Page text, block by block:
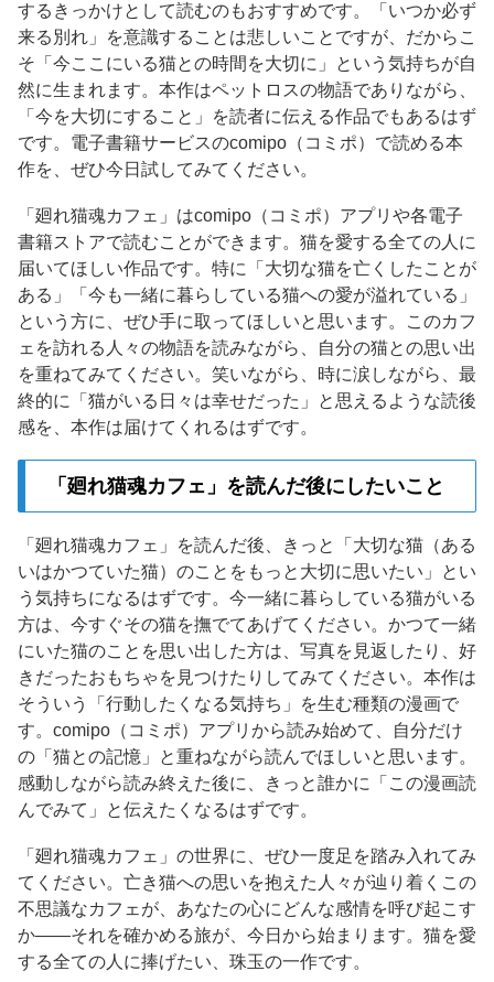
するきっかけとして読むのもおすすめです。「いつか必ず
来る別れ」を意識することは悲しいことですが、だからこ
そ「今ここにいる猫との時間を大切に」という気持ちが自
然に生まれます。本作はペットロスの物語でありながら、
「今を大切にすること」を読者に伝える作品でもあるはず
です。電子書籍サービスのcomipo（コミポ）で読める本
作を、ぜひ今日試してみてください。
「廻れ猫魂カフェ」はcomipo（コミポ）アプリや各電子
書籍ストアで読むことができます。猫を愛する全ての人に
届いてほしい作品です。特に「大切な猫を亡くしたことが
ある」「今も一緒に暮らしている猫への愛が溢れている」
という方に、ぜひ手に取ってほしいと思います。このカフ
ェを訪れる人々の物語を読みながら、自分の猫との思い出
を重ねてみてください。笑いながら、時に涙しながら、最
終的に「猫がいる日々は幸せだった」と思えるような読後
感を、本作は届けてくれるはずです。
「廻れ猫魂カフェ」を読んだ後にしたいこと
「廻れ猫魂カフェ」を読んだ後、きっと「大切な猫（ある
いはかつていた猫）のことをもっと大切に思いたい」とい
う気持ちになるはずです。今一緒に暮らしている猫がいる
方は、今すぐその猫を撫でてあげてください。かつて一緒
にいた猫のことを思い出した方は、写真を見返したり、好
きだったおもちゃを見つけたりしてみてください。本作は
そういう「行動したくなる気持ち」を生む種類の漫画で
す。comipo（コミポ）アプリから読み始めて、自分だけ
の「猫との記憶」と重ねながら読んでほしいと思います。
感動しながら読み終えた後に、きっと誰かに「この漫画読
んでみて」と伝えたくなるはずです。
「廻れ猫魂カフェ」の世界に、ぜひ一度足を踏み入れてみ
てください。亡き猫への思いを抱えた人々が辿り着くこの
不思議なカフェが、あなたの心にどんな感情を呼び起こす
か——それを確かめる旅が、今日から始まります。猫を愛
する全ての人に捧げたい、珠玉の一作です。